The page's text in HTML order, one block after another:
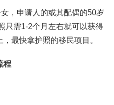
，申请人的或其配偶的50岁
只需1-2个月左右就可以获得
最快拿护照的移民项目。
程